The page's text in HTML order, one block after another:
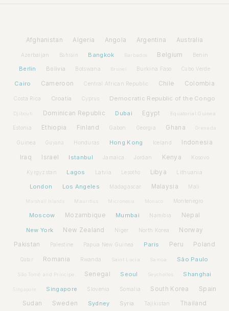
Afghanistan Algeria Angola Argentina Australia
Azerbaijan Bahrain Bangkok Barbados Belgium Benin
Berlin Bolivia Botswana Brunei Burkina Faso Cabo Verde
Cairo Cameroon Central African Republic Chile Colombia
Costa Rica Croatia Cyprus Democratic Republic of the Congo
Djibouti Dominican Republic Dubai Egypt Equatorial Guinea
Estonia Ethiopia Finland Gabon Georgia Ghana Grenada
Guinea Guyana Honduras Hong Kong Iceland Indonesia
Iraq Israel Istanbul Jamaica Jordan Kenya Kosovo
Kyrgyzstan Lagos Latvia Lesotho Libya Lithuania
London Los Angeles Madagascar Malaysia Mali
Marshall Islands Mauritius Micronesia Monaco Montenegro
Moscow Mozambique Mumbai Namibia Nepal
New York New Zealand Niger North Korea Norway
Pakistan Palestine Papua New Guinea Paris Peru Poland
Qatar Romania Rwanda Saint Lucia Samoa São Paulo
São Tomé and Príncipe Senegal Seoul Seychelles Shanghai
Singapore Slovenia Somalia South Korea Spain
Sudan Sweden Sydney Syria Tajikistan Thailand